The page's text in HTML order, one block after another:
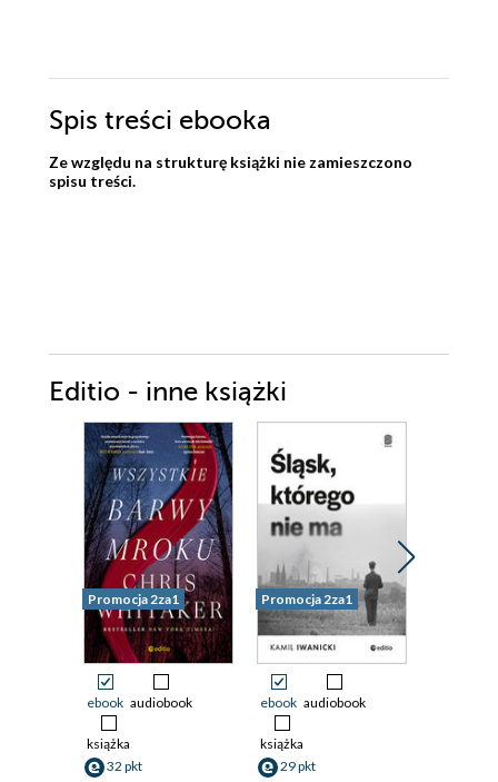
Spis treści ebooka
Ze względu na strukturę książki nie zamieszczono
spisu treści.
Editio - inne książki
Promocja 2za1
ebook audiobook
książka
32 pkt
Promocja 2za1
ebook audiobook
książka
29 pkt